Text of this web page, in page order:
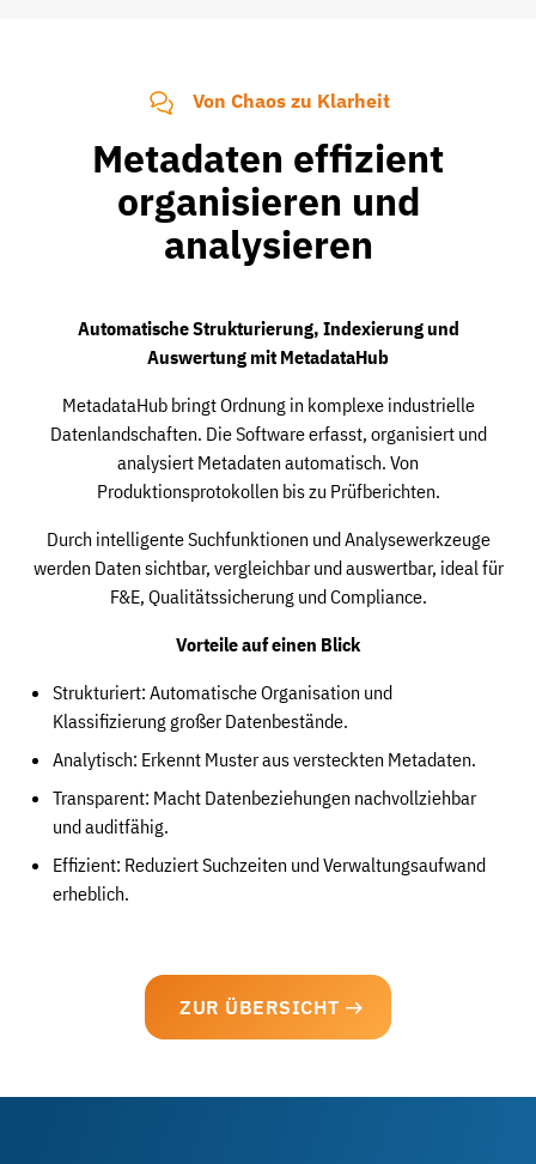
Von Chaos zu Klarheit
Metadaten effizient
organisieren und
analysieren
Automatische Strukturierung, Indexierung und
Auswertung mit MetadataHub
MetadataHub bringt Ordnung in komplexe industrielle
Datenlandschaften. Die Software erfasst, organisiert und
analysiert Metadaten automatisch. Von
Produktionsprotokollen bis zu Prüfberichten.
Durch intelligente Suchfunktionen und Analysewerkzeuge
werden Daten sichtbar, vergleichbar und auswertbar, ideal für
F&E, Qualitätssicherung und Compliance.
Vorteile auf einen Blick
Strukturiert: Automatische Organisation und
Klassifizierung großer Datenbestände.
Analytisch: Erkennt Muster aus versteckten Metadaten.
Transparent: Macht Datenbeziehungen nachvollziehbar
und auditfähig.
Effizient: Reduziert Suchzeiten und Verwaltungsaufwand
erheblich.
ZUR ÜBERSICHT